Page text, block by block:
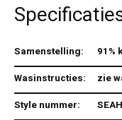
Samenstelling:
91%
Wasinstructies:
zie
Style nummer: